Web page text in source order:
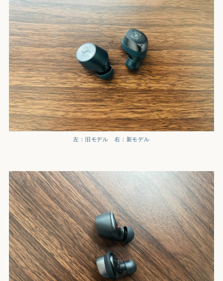
左：旧モデル 右：新モデル